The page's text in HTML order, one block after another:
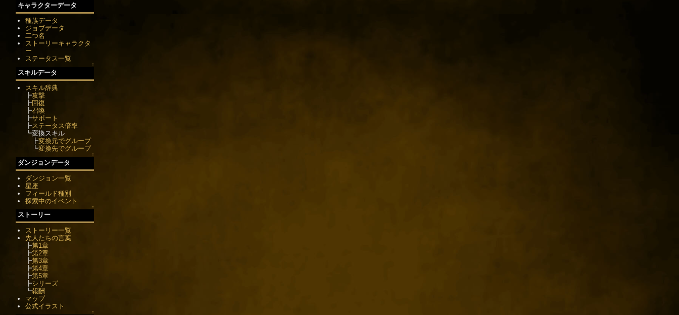
キャラクターデータ
種族データ
ジョブデータ
二つ名
ストーリーキャラクタ
ー
ステータス一覧
↑
スキルデータ
スキル辞典
┣攻撃
┣回復
┣召喚
┣サポート
┣ステータス倍率
┗変換スキル
┣変換元でグループ
┗変換先でグループ
↑
ダンジョンデータ
ダンジョン一覧
星座
フィールド種別
探索中のイベント
↑
ストーリー
ストーリー一覧
先人たちの言葉
┣第1章
┣第2章
┣第3章
┣第4章
┣第5章
┣シリーズ
┗報酬
マップ
公式イラスト
↑